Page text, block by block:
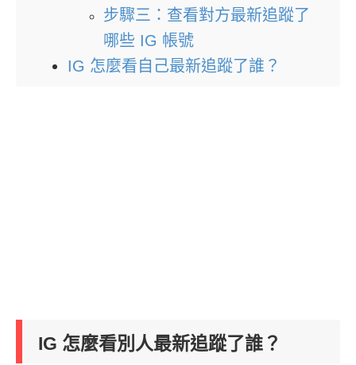
步驟三：查看對方最新追蹤了
哪些 IG 帳號
IG 怎麼看自己最新追蹤了誰？
IG 怎麼看別人最新追蹤了誰？